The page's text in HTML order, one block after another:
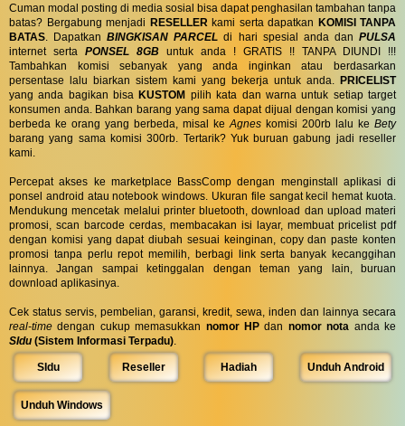
Cuman modal posting di media sosial bisa dapat penghasilan tambahan tanpa
batas? Bergabung menjadi RESELLERkami serta dapatkan KOMISI TANPA
BATAS. DapatkanBINGKISAN PARCEL di hari spesial anda danPULSA
internet serta PONSEL 8GB untuk anda ! GRATIS !! TANPA DIUNDI !!!
Tambahkan komisi sebanyak yang anda inginkan atau berdasarkan
persentase lalu biarkan sistem kami yang bekerja untuk anda. PRICELIST
yang anda bagikan bisa KUSTOM pilih kata dan warna untuk setiap target
konsumen anda. Bahkan barang yang sama dapat dijual dengan komisi yang
berbeda ke orang yang berbeda, misal keAgnes komisi 200rb lalu ke Bety
barang yang sama komisi 300rb. Tertarik? Yuk buruan gabung jadi reseller
kami.
Percepat akses ke marketplace BassComp dengan menginstall aplikasi di
ponsel android atau notebook windows. Ukuran file sangat kecil hemat kuota.
Mendukung mencetak melalui printer bluetooth, download dan upload materi
promosi, scan barcode cerdas, membacakan isi layar, membuat pricelist pdf
dengan komisi yang dapat diubah sesuai keinginan, copy dan paste konten
promosi tanpa perlu repot memilih, berbagi link serta banyak kecanggihan
lainnya. Jangan sampai ketinggalan dengan teman yang lain, buruan
download aplikasinya.
Cek status servis, pembelian, garansi, kredit, sewa, inden dan lainnya secara
real-time dengan cukup memasukkan nomor HP dan nomor nota anda ke
SIdu (Sistem Informasi Terpadu).
SIdu Reseller Hadiah Unduh Android
Unduh Windows